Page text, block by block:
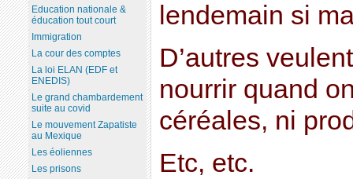
lendemain si
D’autres
nourrir quand
céréales, ni
Etc, etc.
Education nationale &
éducation tout court
Immigration
La cour des comptes
La loi ELAN (EDF et
ENEDIS)
Le grand chambardement
suite au covid
Le mouvement Zapatiste
au Mexique
Les éoliennes
Les prisons